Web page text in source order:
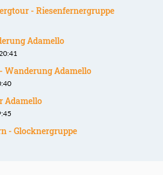
- Riesenfernergruppe
Adamello
Wanderung Adamello
Adamello
- Glocknergruppe